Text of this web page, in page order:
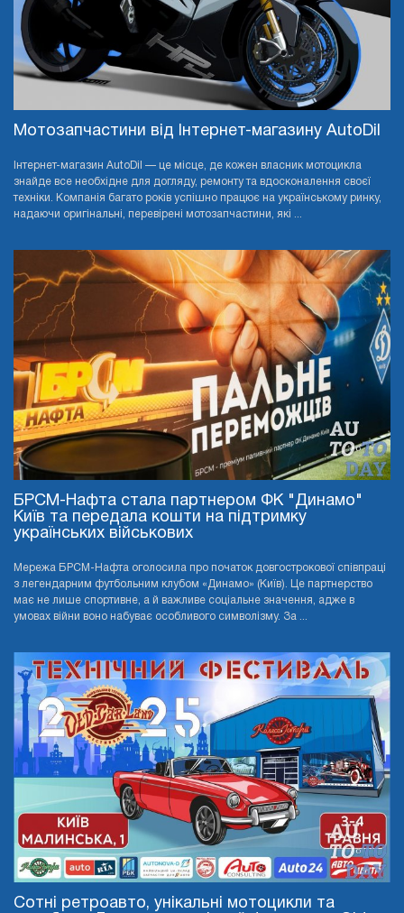
Мотозапчастини від Інтернет-магазину AutoDil
Інтернет-магазин AutoDil — це місце, де кожен власник мотоцикла
знайде все необхідне для догляду, ремонту та вдосконалення своєї
техніки. Компанія багато років успішно працює на українському ринку,
надаючи оригінальні, перевірені мотозапчастини, які ...
БРСМ-Нафта стала партнером ФК "Динамо"
Київ та передала кошти на підтримку
українських військових
Мережа БРСМ-Нафта оголосила про початок довгострокової співпраці
з легендарним футбольним клубом «Динамо» (Київ). Це партнерство
має не лише спортивне, а й важливе соціальне значення, адже в
умовах війни воно набуває особливого символізму. За ...
Сотні ретроавто, унікальні мотоцикли та